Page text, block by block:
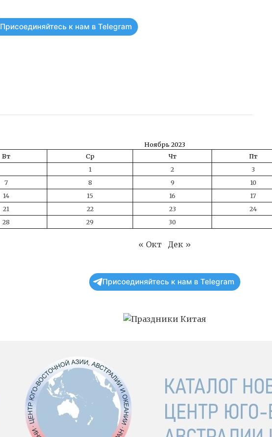
Присоединяйтесь к нам в Telegram
Ноябрь 2023
Вт Ср Чт Пт
1
2 3
7 8 9 10
14 15 16 17
21 22 23 24
28 29 30
« Окт Дек »
Присоединяйтесь к нам в Telegram